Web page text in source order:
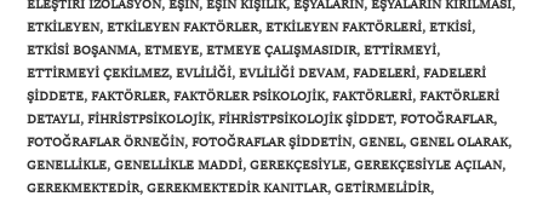
ELEŞTIRI IZOLASYON, EŞIN, EŞIN KIŞILIK, EŞYALARIN, EŞYALARIN KIRILMASI,
ETKILEYEN, ETKILEYEN FAKTÖRLER, ETKILEYEN FAKTÖRLERI, ETKISI,
ETKISI BOŞANMA, ETMEYE, ETMEYE ÇALIŞMASIDIR, ETTIRMEYI,
ETTIRMEYI ÇEKILMEZ, EVLILIĞI, EVLILIĞI DEVAM, FADELERI, FADELERI
ŞIDDETE, FAKTÖRLER, FAKTÖRLER PSIKOLOJIK, FAKTÖRLERI, FAKTÖRLERI
DETAYLI, FIHRISTPSIKOLOJIK, FIHRISTPSIKOLOJIK ŞIDDET, FOTOĞRAFLAR,
FOTOĞRAFLAR ÖRNEĞIN, FOTOĞRAFLAR ŞIDDETIN, GENEL, GENEL OLARAK,
GENELLIKLE, GENELLIKLE MADDI, GEREKÇESIYLE, GEREKÇESIYLE AÇILAN,
GEREKMEKTEDIR, GEREKMEKTEDIR KANITLAR, GETIRMELIDIR,